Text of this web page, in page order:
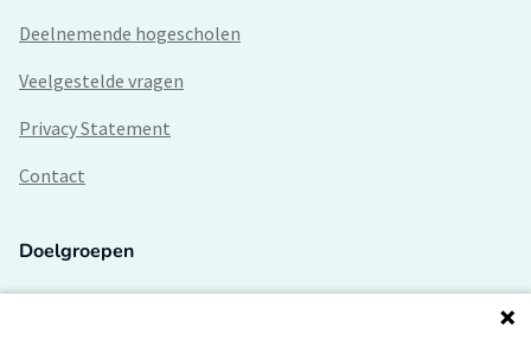
Deelnemende hogescholen
Veelgestelde vragen
Privacy Statement
Contact
Doelgroepen